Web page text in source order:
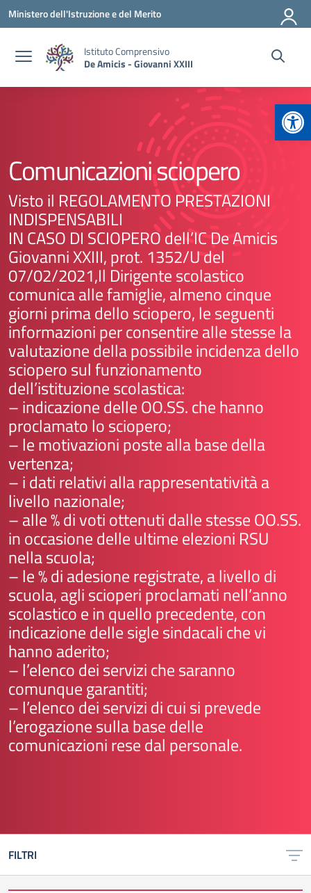
Vai ai contenuti
Vai al menu di navigazione
Vai al footer
Ministero dell'Istruzione e del Merito
Istituto Comprensivo
De Amicis - Giovanni XXIII
Comunicazioni sciopero
Visto il REGOLAMENTO PRESTAZIONI
INDISPENSABILI
IN CASO DI SCIOPERO dell’IC De Amicis
Giovanni XXIII, prot. 1352/U del
07/02/2021,Il Dirigente scolastico
comunica alle famiglie, almeno cinque
giorni prima dello sciopero, le seguenti
informazioni per consentire alle stesse la
valutazione della possibile incidenza dello
sciopero sul funzionamento
dell’istituzione scolastica:
– indicazione delle OO.SS. che hanno
proclamato lo sciopero;
– le motivazioni poste alla base della
vertenza;
– i dati relativi alla rappresentatività a
livello nazionale;
– alle % di voti ottenuti dalle stesse OO.SS.
in occasione delle ultime elezioni RSU
nella scuola;
– le % di adesione registrate, a livello di
scuola, agli scioperi proclamati nell’anno
scolastico e in quello precedente, con
indicazione delle sigle sindacali che vi
hanno aderito;
– l’elenco dei servizi che saranno
comunque garantiti;
– l’elenco dei servizi di cui si prevede
l’erogazione sulla base delle
comunicazioni rese dal personale.
FILTRI